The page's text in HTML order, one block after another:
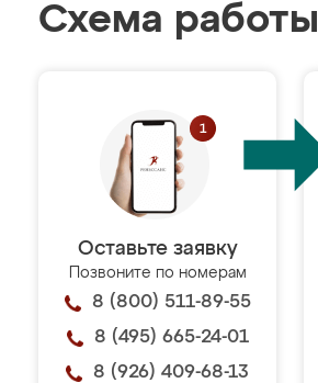
Схема работы
Оставьте заявку
Позвоните по номерам
8 (800) 511-89-55
8 (495) 665-24-01
8 (926) 409-68-13